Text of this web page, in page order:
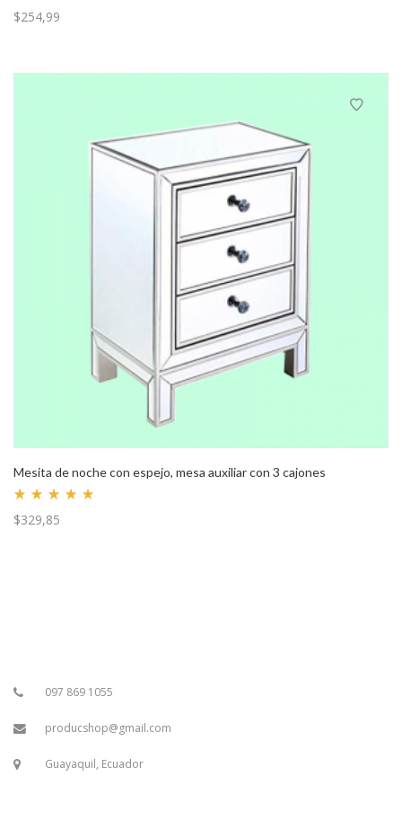
$254,99
Mesita de noche con espejo, mesa auxiliar con 3 cajones
con
$329,85
097 869 1055
producshop@gmail.com
Guayaquil, Ecuador